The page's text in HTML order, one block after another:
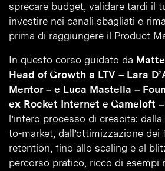
sprecare budget, validare tardi il
investire nei canali sbagliati e
prima di raggiungere il Product
In questo corso guidato da
Head of Growth a LTV – Lara
Mentor – e Luca Mastella –
ex Rocket Internet e Gameloft –
l’intero processo di crescita:
to-market, dall’ottimizzazione dei
retention, fino allo scaling e al
percorso pratico, ricco di esempi